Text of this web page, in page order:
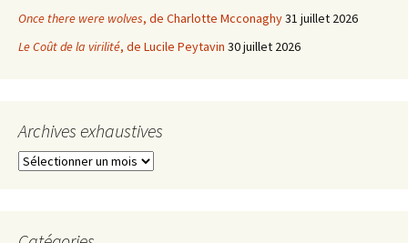
Once there were wolves, de Charlotte Mcconaghy31 juillet 2026
Le Coût de la virilité, de Lucile Peytavin 30 juillet 2026
Archives exhaustives
Archives